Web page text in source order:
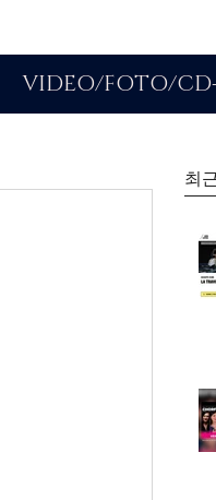
VIDEO/FOTO/
최